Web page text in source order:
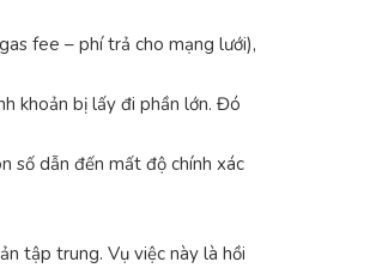
fee – phí trả cho mạng lưới),
khoản bị lấy đi phần lớn. Đó
số dẫn đến mất độ chính xác
tập trung. Vụ việc này là hồi